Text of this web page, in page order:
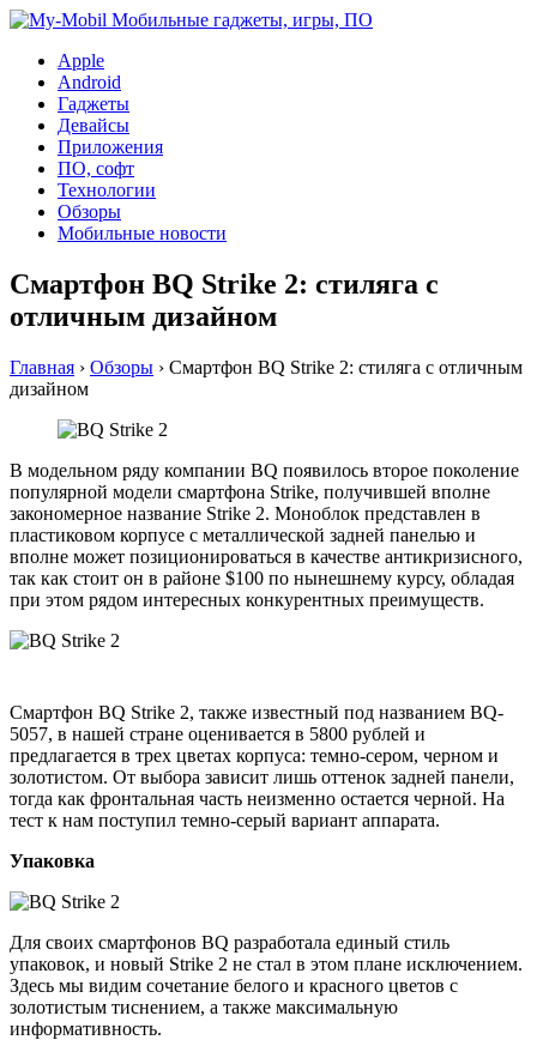
Apple
Android
Гаджеты
Девайсы
Приложения
ПО, софт
Технологии
Обзоры
Мобильные новости
Смартфон BQ Strike 2: стиляга с
отличным дизайном
Главная › Обзоры › Смартфон BQ Strike 2: стиляга с отличным
дизайном
В модельном ряду компании BQ появилось второе поколение
популярной модели смартфона Strike, получившей вполне
закономерное название Strike 2. Моноблок представлен в
пластиковом корпусе с металлической задней панелью и
вполне может позиционироваться в качестве антикризисного,
так как стоит он в районе $100 по нынешнему курсу, обладая
при этом рядом интересных конкурентных преимуществ.
Смартфон BQ Strike 2, также известный под названием BQ-
5057, в нашей стране оценивается в 5800 рублей и
предлагается в трех цветах корпуса: темно-сером, черном и
золотистом. От выбора зависит лишь оттенок задней панели,
тогда как фронтальная часть неизменно остается черной. На
тест к нам поступил темно-серый вариант аппарата.
Упаковка
Для своих смартфонов BQ разработала единый стиль
упаковок, и новый Strike 2 не стал в этом плане исключением.
Здесь мы видим сочетание белого и красного цветов с
золотистым тиснением, а также максимальную
информативность.